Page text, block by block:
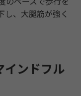
し、大腿筋が強く
インドフル